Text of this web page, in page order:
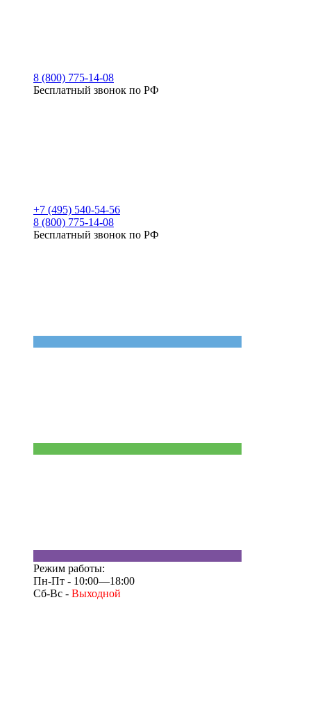
8 (800) 775-14-08
Бесплатный звонок по РФ
+7 (495) 540-54-56
8 (800) 775-14-08
Бесплатный звонок по РФ
Режим работы:
Пн-Пт - 10:00—18:00
Сб-Вс - Выходной